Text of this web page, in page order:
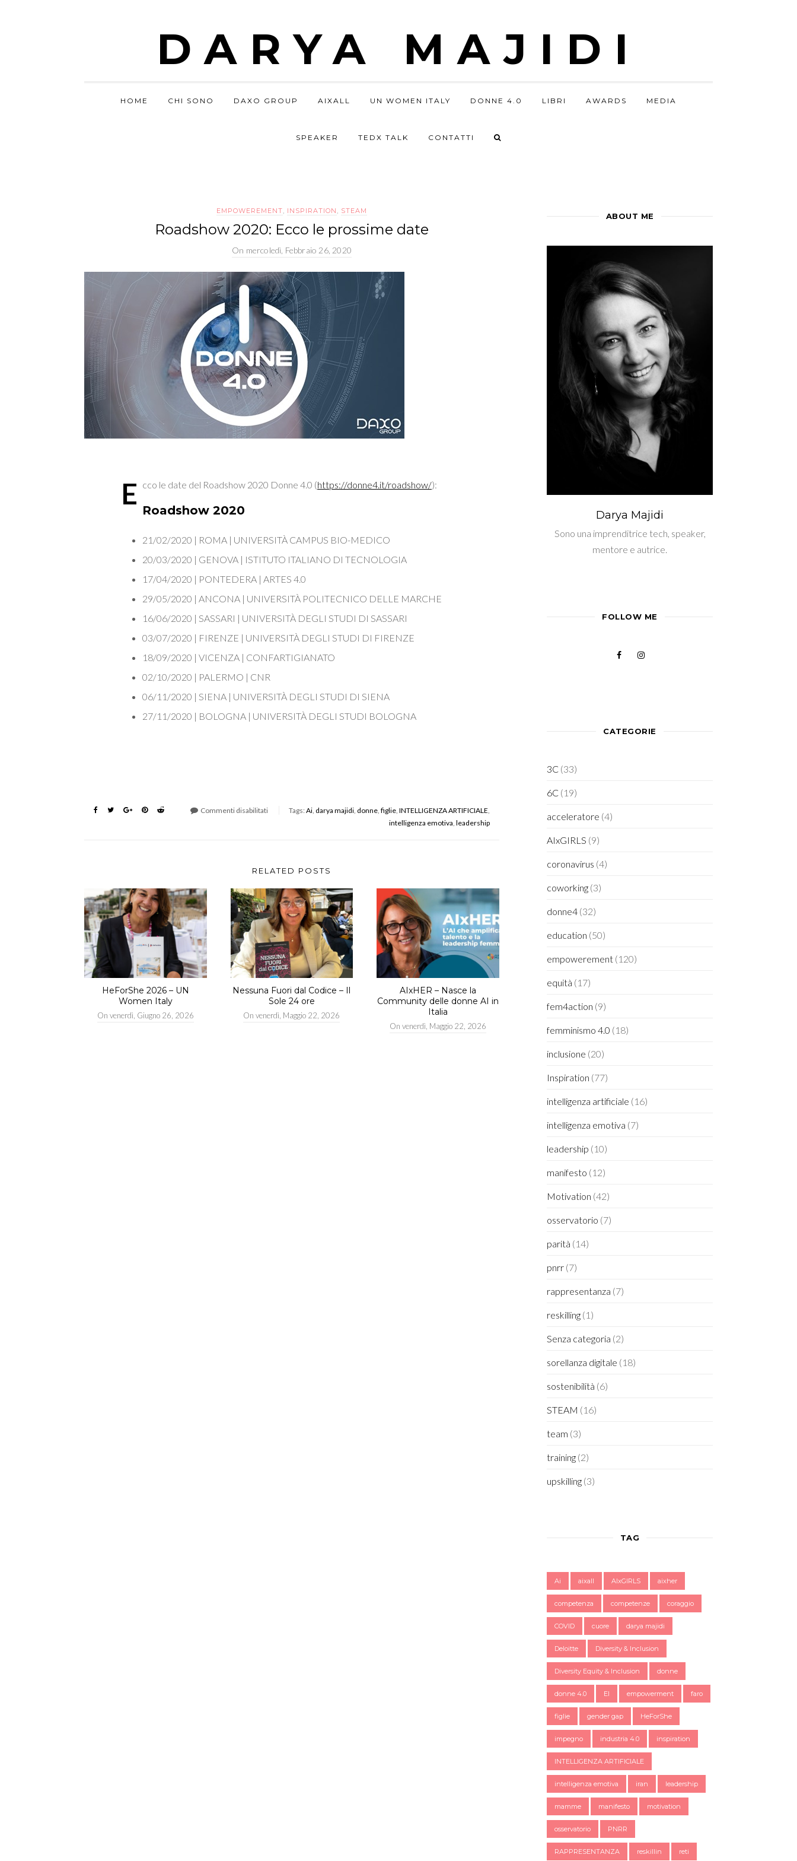
DARYA MAJIDI
HOME CHI SONO DAXO GROUP AIXALL UN WOMEN ITALY DONNE 4.0 LIBRI AWARDS MEDIA
SPEAKER TEDX TALK CONTATTI
EMPOWEREMENT, INSPIRATION , STEAM
Roadshow 2020: Ecco le prossime date
On mercoledì, Febbraio 26, 2020
E cco le date del Roadshow 2020 Donne 4.0 (https://donne4.it/roadshow/):
Roadshow 2020
21/02/2020 | ROMA | UNIVERSITÀ CAMPUS BIO-MEDICO
20/03/2020 | GENOVA | ISTITUTO ITALIANO DI TECNOLOGIA
17/04/2020 | PONTEDERA | ARTES 4.0
29/05/2020 | ANCONA | UNIVERSITÀ POLITECNICO DELLE MARCHE
16/06/2020 | SASSARI | UNIVERSITÀ DEGLI STUDI DI SASSARI
03/07/2020 | FIRENZE | UNIVERSITÀ DEGLI STUDI DI FIRENZE
18/09/2020 | VICENZA | CONFARTIGIANATO
02/10/2020 | PALERMO | CNR
06/11/2020 | SIENA | UNIVERSITÀ DEGLI STUDI DI SIENA
27/11/2020 | BOLOGNA | UNIVERSITÀ DEGLI STUDI BOLOGNA
Commenti disabilitati Tags:Ai, darya majidi, donne, figlie, INTELLIGENZA ARTIFICIALE,
intelligenza emotiva, leadership
RELATED POSTS
HeForShe 2026 – UN
Women Italy
On venerdì, Giugno 26, 2026
Nessuna Fuori dal Codice – Il
Sole 24 ore
Onvenerdì, Maggio 22, 2026
AIxHER – Nasce la
Community delle donne AI in
Italia
Onvenerdì, Maggio 22, 2026
ABOUT ME
Darya Majidi
Sono una imprenditrice tech, speaker,
mentore e autrice.
FOLLOW ME
CATEGORIE
3C (33)
6C (19)
acceleratore (4)
AIxGIRLS (9)
coronavirus (4)
coworking (3)
donne4 (32)
education (50)
empowerement (120)
equità (17)
fem4action (9)
femminismo 4.0 (18)
inclusione (20)
Inspiration (77)
intelligenza artificiale (16)
intelligenza emotiva (7)
leadership (10)
manifesto (12)
Motivation (42)
osservatorio (7)
parità (14)
pnrr (7)
rappresentanza (7)
reskilling (1)
Senza categoria (2)
sorellanza digitale (18)
sostenibilità (6)
STEAM (16)
team (3)
training (2)
upskilling (3)
TAG
Ai aixall AIxGIRLS aixher
competenza competenze coraggio
COVID cuore darya majidi
Deloitte Diversity & Inclusion
Diversity Equity & Inclusion donne
donne 4.0 EI empowerment faro
figlie gender gap HeForShe
impegno industria 4.0 inspiration
INTELLIGENZA ARTIFICIALE
intelligenza emotiva iran leadership
mamme manifesto motivation
osservatorio PNRR
RAPPRESENTANZA reskillin reti